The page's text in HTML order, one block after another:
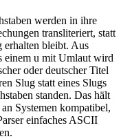
werden in ihre
transliteriert, statt
erhalten bleibt. Aus
einem u mit Umlaut wird
oder deutscher Titel
Slug statt eines Slugs
standen. Das hält
Systemen kompatibel,
einfaches ASCII